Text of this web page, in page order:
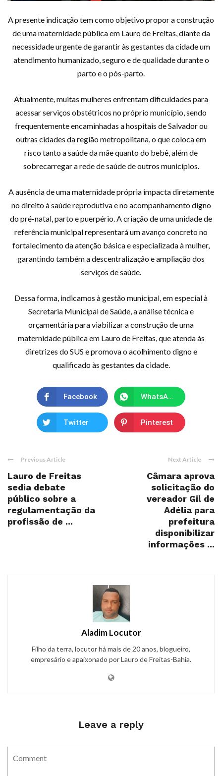
A presente indicação tem como objetivo propor a construção
de uma maternidade pública em Lauro de Freitas, diante da
necessidade urgente de garantir às gestantes da cidade um
atendimento humanizado, seguro e de qualidade durante o
parto e o pós-parto.
Atualmente, muitas mulheres enfrentam dificuldades para
acessar serviços obstétricos no próprio município, sendo
frequentemente encaminhadas a hospitais de Salvador ou
outras cidades da região metropolitana, o que coloca em
risco tanto a saúde da mãe quanto do bebê, além de
sobrecarregar a rede de saúde de outros municípios.
A ausência de uma maternidade própria impacta diretamente
no direito à saúde reprodutiva e no acompanhamento digno
do pré-natal, parto e puerpério. A criação de uma unidade de
referência municipal representará um avanço concreto no
fortalecimento da atenção básica e especializada à mulher,
garantindo também a descentralização e ampliação dos
serviços de saúde.
Dessa forma, indicamos à gestão municipal, em especial à
Secretaria Municipal de Saúde, a análise técnica e
orçamentária para viabilizar a construção de uma
maternidade pública em Lauro de Freitas, que atenda às
diretrizes do SUS e promova o acolhimento digno e
qualificado às gestantes da cidade.
Facebook WhatsApp
Twitter Pinterest
Previous Article
Lauro de Freitas
sedia debate
público sobre a
regulamentação da
profissão de ...
Next Article
Câmara aprova
solicitação do
vereador Gil de
Adélia para
prefeitura
disponibilizar
informações ...
Aladim Locutor
Filho da terra, locutor há mais de 20 anos, blogueiro,
empresário e apaixonado por Lauro de Freitas-Bahia.
Leave a reply